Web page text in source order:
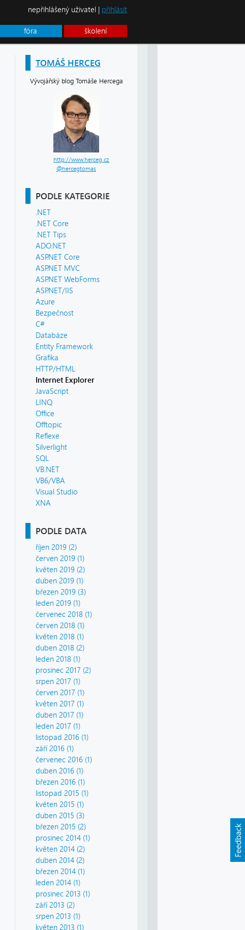
fóra školení
nepřihlášený uživatel | přihlásit
TOMÁŠ HERCEG
Vývojářský blog Tomáše Hercega
http://www.herceg.cz
@hercegtomas
PODLE KATEGORIE
.NET
.NET Core
.NET Tips
ADO.NET
ASP.NET Core
ASP.NET MVC
ASP.NET WebForms
ASP.NET/IIS
Azure
Bezpečnost
C#
Databáze
Entity Framework
Grafika
HTTP/HTML
Internet Explorer
JavaScript
LINQ
Office
Offtopic
Reflexe
Silverlight
SQL
VB.NET
VB6/VBA
Visual Studio
XNA
PODLE DATA
říjen 2019 (2)
červen 2019 (1)
květen 2019 (2)
duben 2019 (1)
březen 2019 (3)
leden 2019 (1)
červenec 2018 (1)
červen 2018 (1)
květen 2018 (1)
duben 2018 (2)
leden 2018 (1)
prosinec 2017 (2)
srpen 2017 (1)
červen 2017 (1)
květen 2017 (1)
duben 2017 (1)
leden 2017 (1)
listopad 2016 (1)
září 2016 (1)
červenec 2016 (1)
duben 2016 (1)
březen 2016 (1)
listopad 2015 (1)
květen 2015 (1)
duben 2015 (3)
březen 2015 (2)
prosinec 2014 (1)
květen 2014 (2)
duben 2014 (2)
březen 2014 (1)
leden 2014 (1)
prosinec 2013 (1)
září 2013 (2)
srpen 2013 (1)
květen 2013 (1)